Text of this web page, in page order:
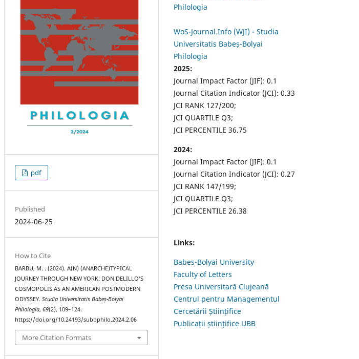
pdf
Published
2024-06-25
How to Cite
BARBU, M. . (2024). A(N) (ANARCHE)TYPICAL
JOURNEY THROUGH NEW YORK: DON DELILLO’S
COSMOPOLIS AS AN AMERICAN POSTMODERN
ODYSSEY.Studia Universitatis Babeș-Bolyai
Philologia,69(2), 109–124.
https://doi.org/10.24193/subbphilo.2024.2.06
More Citation Formats
Philologia
WoS-Journal.Info (WJI) - Studia
Universitatis Babeș-Bolyai
Philologia
2025:
Journal Impact Factor (JIF): 0.1
Journal Citation Indicator (JCI): 0.33
JCI RANK 127/200;
JCI QUARTILE Q3;
JCI PERCENTILE 36.75
2024:
Journal Impact Factor (JIF): 0.1
Journal Citation Indicator (JCI): 0.27
JCI RANK 147/199;
JCI QUARTILE Q3;
JCI PERCENTILE 26.38
Links:
Babes-Bolyai University
Faculty of Letters
Presa Universitară Clujeană
Centrul pentru Managementul
Cercetării Științifice
Publicații științifice UBB